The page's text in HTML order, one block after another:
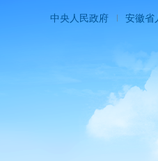
中央人民政府 安徽省